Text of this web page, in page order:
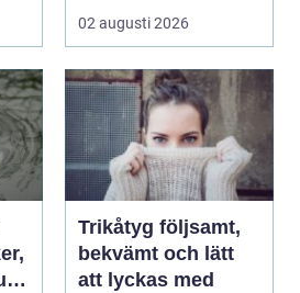
offentliga miljöer. I ...
02 augusti 2026
Trikåtyg följsamt,
bekvämt och lätt
att lyckas med